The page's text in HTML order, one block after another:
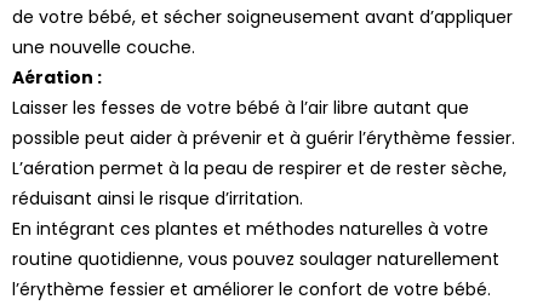
de votre bébé, et sécher soigneusement avant d’appliquer
une nouvelle couche.
Aération :
Laisser les fesses de votre bébé à l’air libre autant que
possible peut aider à prévenir et à guérir l’érythème fessier.
L’aération permet à la peau de respirer et de rester sèche,
réduisant ainsi le risque d’irritation.
En intégrant ces plantes et méthodes naturelles à votre
routine quotidienne, vous pouvez soulager naturellement
l’érythème fessier et améliorer le confort de votre bébé.